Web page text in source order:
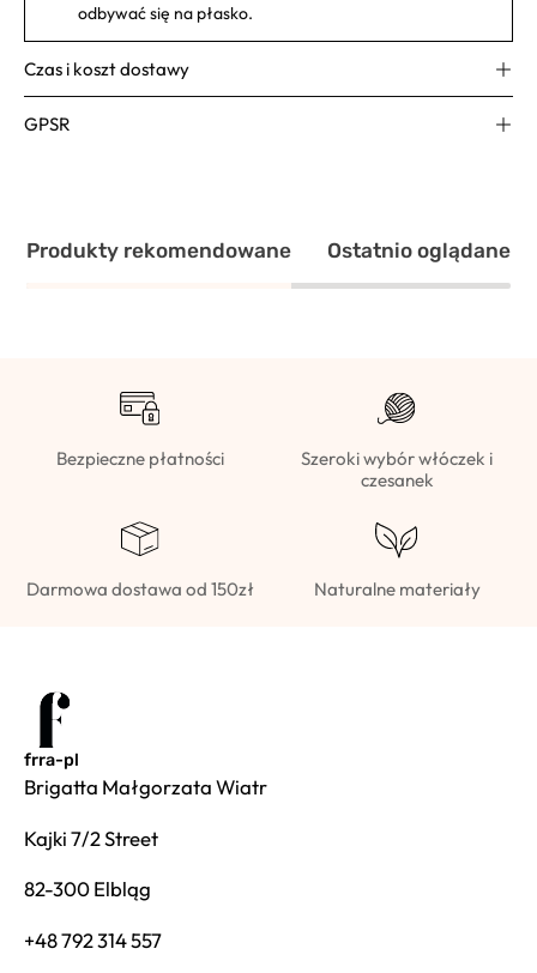
odbywać się na płasko.
Czas i koszt dostawy
GPSR
Produkty rekomendowane Ostatnio oglądane
Bezpieczne płatności
Szeroki wybór włóczek i
czesanek
Darmowa dostawa od 150zł Naturalne materiały
frra-pl
Brigatta Małgorzata Wiatr
Kajki 7/2 Street
82-300 Elbląg
+48 792 314 557